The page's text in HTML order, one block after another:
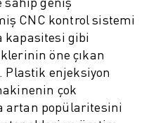
AKILLI FABRIKA ÇÖZÜMLERI
CNC kontrol sistemi
kapasitesi gibi
öne çıkan
enjeksiyon
çok
artan popülaritesini